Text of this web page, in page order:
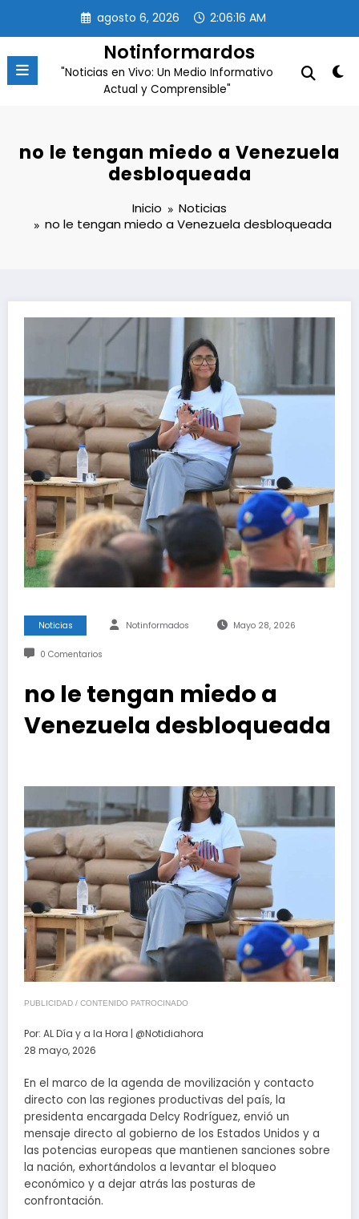
contenido
agosto 6, 2026 2:06:16 AM
Notinformardos
"Noticias en Vivo: Un Medio Informativo
Actual y Comprensible"
no le tengan miedo a Venezuela
desbloqueada
Inicio
Noticias
no le tengan miedo a Venezuela desbloqueada
Noticias Notinformados Mayo 28, 2026
0 Comentarios
no le tengan miedo a
Venezuela desbloqueada
PUBLICIDAD / CONTENIDO PATROCINADO
Por: AL Día y a la Hora | @Notidiahora
28 mayo, 2026
En el marco de la agenda de movilización y contacto
directo con las regiones productivas del país, la
presidenta encargada Delcy Rodríguez, envió un
mensaje directo al gobierno de los Estados Unidos y a
las potencias europeas que mantienen sanciones sobre
la nación, exhortándolos a levantar el bloqueo
económico y a dejar atrás las posturas de
confrontación.